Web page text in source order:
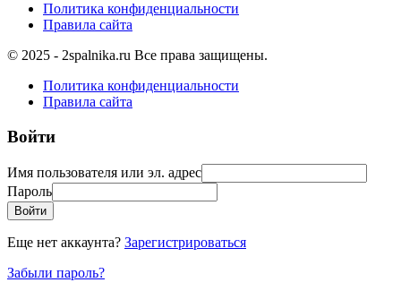
Политика конфиденциальности
Правила сайта
© 2025 - 2spalnika.ru Все права защищены.
Политика конфиденциальности
Правила сайта
Войти
Имя пользователя или эл. адрес
Пароль
Войти
Еще нет аккаунта? Зарегистрироваться
Забыли пароль?